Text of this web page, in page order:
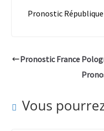
Pronostic
Pronostic France
Vous